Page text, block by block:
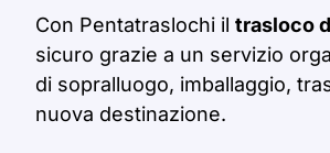
Con Pentatraslochi il trasloco
sicuro grazie a un servizio
di sopralluogo, imballaggio,
nuova destinazione.